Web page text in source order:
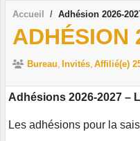
Accueil Adhésion 2026-
ADHÉSION
Bureau Invités Affilié(e)
Adhésions 2026-2027 –
Les adhésions pour la